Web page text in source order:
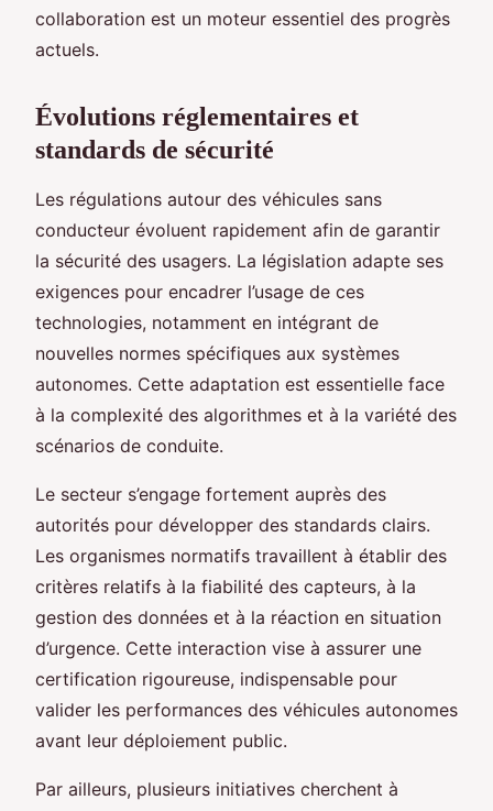
collaboration est un moteur essentiel des progrès
actuels.
Évolutions réglementaires et
standards de sécurité
Les régulations autour des véhicules sans
conducteur évoluent rapidement afin de garantir
la sécurité des usagers. La législation adapte ses
exigences pour encadrer l’usage de ces
technologies, notamment en intégrant de
nouvelles normes spécifiques aux systèmes
autonomes. Cette adaptation est essentielle face
à la complexité des algorithmes et à la variété des
scénarios de conduite.
Le secteur s’engage fortement auprès des
autorités pour développer des standards clairs.
Les organismes normatifs travaillent à établir des
critères relatifs à la fiabilité des capteurs, à la
gestion des données et à la réaction en situation
d’urgence. Cette interaction vise à assurer une
certification rigoureuse, indispensable pour
valider les performances des véhicules autonomes
avant leur déploiement public.
Par ailleurs, plusieurs initiatives cherchent à